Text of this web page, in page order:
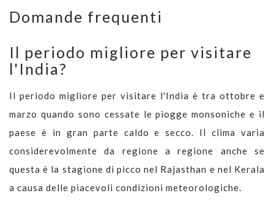
Domande frequenti
Il periodo migliore per visitare
l'India?
Il periodo migliore per visitare l'India è tra ottobre e
marzo quando sono cessate le piogge monsoniche e il
paese è in gran parte caldo e secco. Il clima varia
considerevolmente da regione a regione anche se
questa è la stagione di picco nel Rajasthan e nel Kerala
a causa delle piacevoli condizioni meteorologiche.